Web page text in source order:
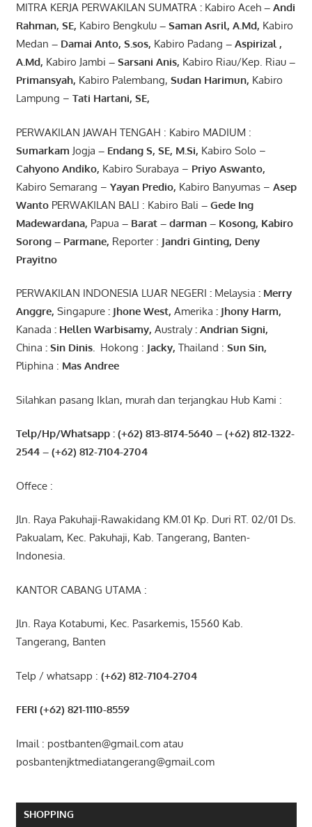
MITRA KERJA PERWAKILAN SUMATRA :Kabiro Aceh– Andi
Rahman, SE, Kabiro Bengkulu– Saman Asril, A.Md, Kabiro
Medan – Damai Anto, S.sos, Kabiro Padang – Aspirizal ,
A.Md, Kabiro Jambi – Sarsani Anis, Kabiro Riau/Kep. Riau–
Primansyah, Kabiro Palembang, Sudan Harimun, Kabiro
Lampung – Tati Hartani, SE,
PERWAKILAN JAWAH TENGAH : Kabiro MADIUM :
Sumarkam Jogja – EndangS, SE, M.Si, Kabiro Solo –
Cahyono Andiko, Kabiro Surabaya – Priyo Aswanto,
Kabiro Semarang – Yayan Predio, Kabiro Banyumas – Asep
WantoPERWAKILAN BALI : Kabiro Bali – Gede Ing
Madewardana, Papua – Barat – darman– Kosong, Kabiro
Sorong– Parmane, Reporter : Jandri Ginting, Deny
Prayitno
PERWAKILAN INDONESIA LUAR NEGERI : Melaysia : Merry
Anggre, Singapure: JhoneWest, Amerika : JhonyHarm,
Kanada : Hellen Warbisamy, Australy: Andrian Signi,
China : Sin Dinis. Hokong : Jacky, Thailand : Sun Sin,
Pliphina : Mas Andree
Silahkan pasang Iklan, murah dan terjangkau Hub Kami :
Telp/Hp/Whatsapp : (+62) 813-8174-5640 – (+62) 812-1322-
2544– (+62) 812-7104-2704
Offece :
Jln. Raya Pakuhaji-Rawakidang KM.01 Kp. Duri RT. 02/01 Ds.
Pakualam, Kec. Pakuhaji, Kab. Tangerang, Banten-
Indonesia.
KANTOR CABANG UTAMA :
Jln. Raya Kotabumi, Kec. Pasarkemis, 15560 Kab.
Tangerang, Banten
Telp / whatsapp : (+62) 812-7104-2704
FERI (+62) 821-1110-8559
Imail : postbanten@gmail.com atau
posbantenjktmediatangerang@gmail.com
SHOPPING